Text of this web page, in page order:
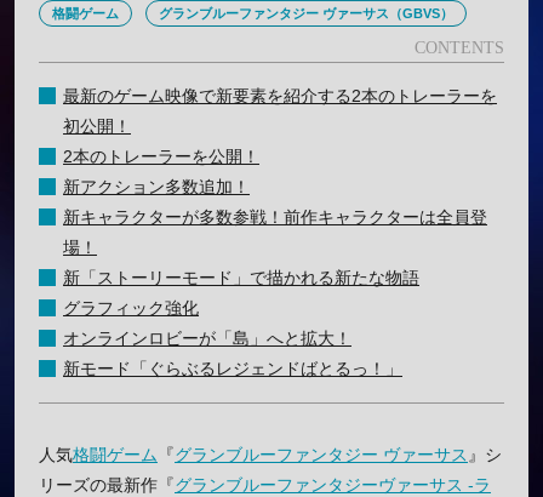
格闘ゲーム グランブルーファンタジー ヴァーサス（GBVS）
最新のゲーム映像で新要素を紹介する2本のトレーラーを
初公開！
2本のトレーラーを公開！
新アクション多数追加！
新キャラクターが多数参戦！前作キャラクターは全員登
場！
新「ストーリーモード」で描かれる新たな物語
グラフィック強化
オンラインロビーが「島」へと拡大！
新モード「ぐらぶるレジェンドばとるっ！」
人気格闘ゲーム 『グランブルーファンタジー ヴァーサス 』シ
リーズの最新作『グランブルーファンタジーヴァーサス -ラ